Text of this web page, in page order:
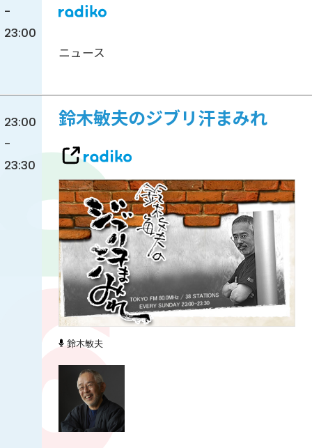
-
23:00
ニュース
23:00
-
23:30
鈴木敏夫のジブリ汗まみれ
鈴木敏夫